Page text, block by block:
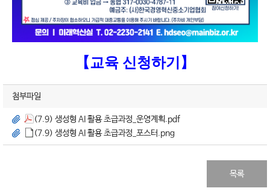
【교육 신청하기】
첨부파일
(7.9) 생성형 AI 활용 초급과정_운영계획.pdf
(7.9) 생성형 AI 활용 초급과정_포스터.png
목록